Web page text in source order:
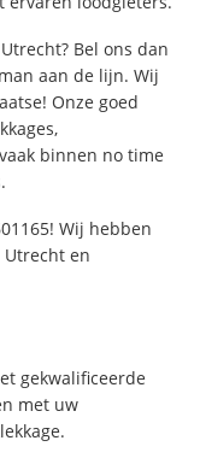
Bel ons dan
aan de lijn. Wij
Onze goed
binnen no time
Wij hebben
en
gekwalificeerde
met uw